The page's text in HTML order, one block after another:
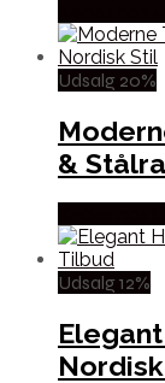
Udsalg 20%
&
Udsalg 12%